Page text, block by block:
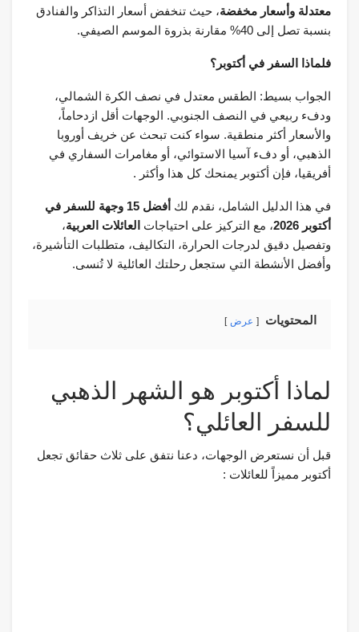
معتدلة وأسعار مخفضة، حيث تنخفض أسعار التذاكر والفنادق
بنسبة تصل إلى 40% مقارنة بذروة الموسم الصيفي.
فلماذا السفر في أكتوبر؟
الجواب بسيط: الطقس معتدل في نصف الكرة الشمالي،
ودفء ربيعي في النصف الجنوبي. الوجهات أقل ازدحاماً،
والأسعار أكثر منطقية. سواء كنت تبحث عن خريف أوروبا
الذهبي، أو دفء آسيا الاستوائي، أو مغامرات السفاري في
أفريقيا، فإن أكتوبر يمنحك كل هذا وأكثر .
في هذا الدليل الشامل، نقدم لك
أفضل 15 وجهة للسفر في
أكتوبر 2026
، مع التركيز على احتياجات العائلات العربية،
وتفصيل دقيق لدرجات الحرارة، التكاليف، متطلبات التأشيرة،
وأفضل الأنشطة التي ستجعل رحلتك العائلية لا تُنسى.
المحتويات عرض
لماذا أكتوبر هو الشهر الذهبي
للسفر العائلي؟
قبل أن نستعرض الوجهات، دعنا نتفق على ثلاث حقائق تجعل
أكتوبر مميزاً للعائلات :